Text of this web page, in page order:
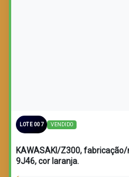
LOTE 007 VENDIDO
KAWASAKI/Z300,
9J46, cor laranja.